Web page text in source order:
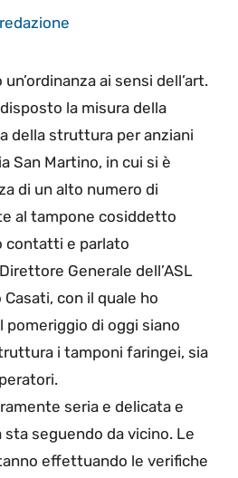
redazione
ai sensi dell’art.
la misura della
della struttura per anziani
San Martino, in cui si è
di un alto numero di
al tampone cosiddetto
contatti e parlato
Generale dell’ASL
con il quale ho
di oggi siano
i tamponi faringei, sia
seria e delicata e
sta seguendo da vicino. Le
effettuando le verifiche